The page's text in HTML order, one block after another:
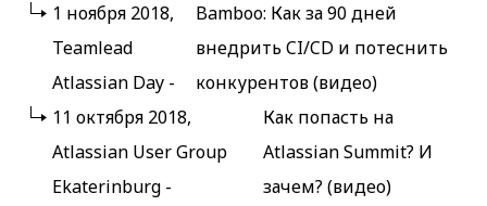
1 ноября 2018,
Teamlead
Atlassian Day -
Bamboo: Как за 90 дней
внедрить CI/CD и потеснить
конкурентов (видео)
11 октября 2018,
Atlassian User Group
Ekaterinburg -
Как попасть на
Atlassian Summit? И
зачем? (видео)